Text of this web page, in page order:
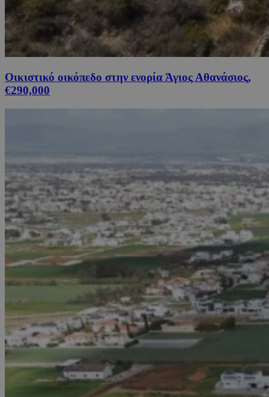
Οικιστικό οικόπεδο στην ενορία Άγιος Αθανάσιος,
€290,000